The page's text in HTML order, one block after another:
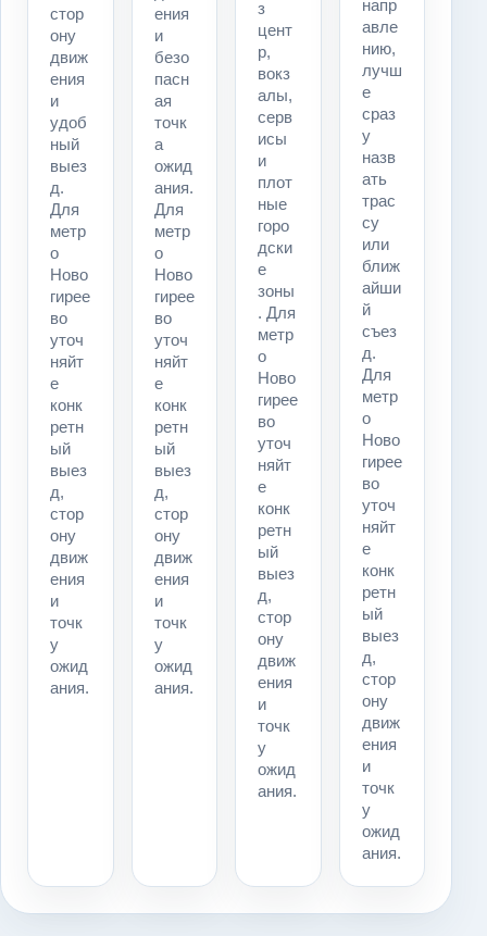
стор
ону
движ
ения
и
удоб
ный
выез
д.
Для
метр
о
Ново
гирее
во
уточ
няйт
е
конк
ретн
ый
выез
д,
стор
ону
движ
ения
и
точк
у
ожид
ания.
ения
и
безо
пасн
ая
точк
а
ожид
ания.
Для
метр
о
Ново
гирее
во
уточ
няйт
е
конк
ретн
ый
выез
д,
стор
ону
движ
ения
и
точк
у
ожид
ания.
з
цент
р,
вокз
алы,
серв
исы
и
плот
ные
горо
дски
е
зоны
. Для
метр
о
Ново
гирее
во
уточ
няйт
е
конк
ретн
ый
выез
д,
стор
ону
движ
ения
и
точк
у
ожид
ания.
напр
авле
нию,
лучш
е
сраз
у
назв
ать
трас
су
или
ближ
айши
й
съез
д.
Для
метр
о
Ново
гирее
во
уточ
няйт
е
конк
ретн
ый
выез
д,
стор
ону
движ
ения
и
точк
у
ожид
ания.